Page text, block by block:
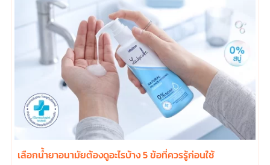
เลือกน้ำยาอนามัยต้องดูอะไรบ้าง 5 ข้อที่ควรรู้ก่อนใช้